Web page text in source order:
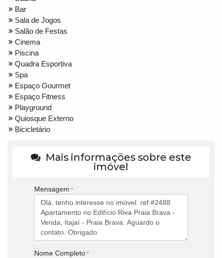
Bar
Sala de Jogos
Salão de Festas
Cinema
Piscina
Quadra Esportiva
Spa
Espaço Gourmet
Espaço Fitness
Playground
Quiosque Externo
Bicicletário
Mais informações sobre este
imóvel
Mensagem
Nome Completo